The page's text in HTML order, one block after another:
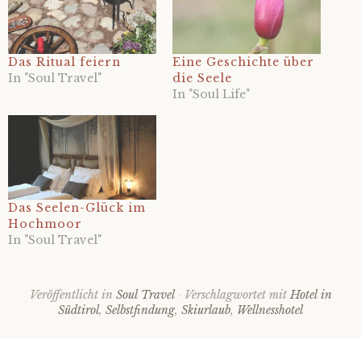
Das Ritual feiern
In "Soul Travel"
Eine Geschichte über
die Seele
In "Soul Life"
Das Seelen-Glück im
Hochmoor
In "Soul Travel"
Veröffentlicht in Soul Travel Verschlagwortet mitHotel in
Südtirol, Selbstfindung, Skiurlaub, Wellnesshotel